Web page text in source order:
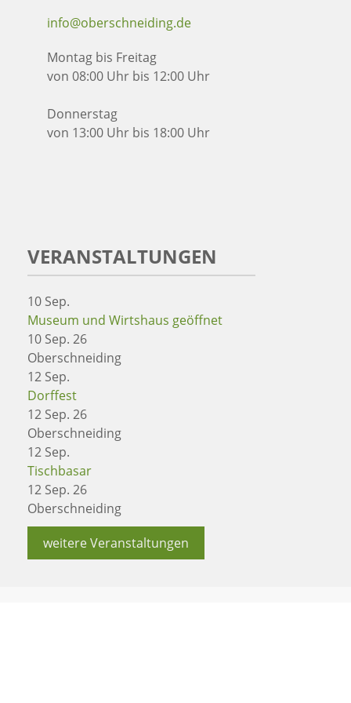
info@oberschneiding.de
Montag bis Freitag
von 08:00 Uhr bis 12:00 Uhr
Donnerstag
von 13:00 Uhr bis 18:00 Uhr
VERANSTALTUNGEN
10 Sep.
Museum und Wirtshaus geöffnet
10 Sep. 26
Oberschneiding
12 Sep.
Dorffest
12 Sep. 26
Oberschneiding
12 Sep.
Tischbasar
12 Sep. 26
Oberschneiding
weitere Veranstaltungen